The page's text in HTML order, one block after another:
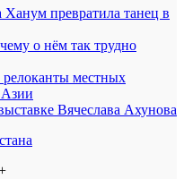
превратила танец в
о нём так трудно
местных
Вячеслава Ахунова